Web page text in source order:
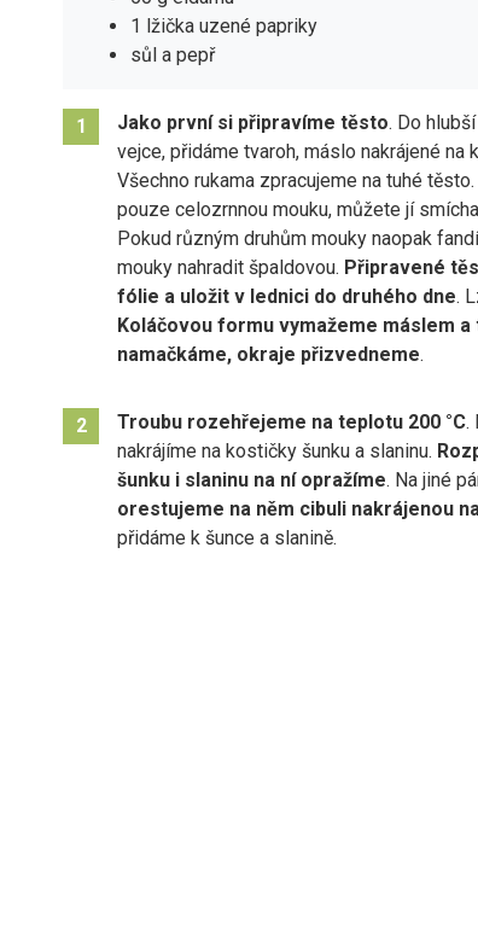
1 lžička uzené papriky
sůl a pepř
1 Jako první si připravíme těsto. Do
vejce, přidáme tvaroh, máslo nakrájené na
Všechno rukama zpracujeme na tuhé
pouze celozrnnou mouku, můžete jí
Pokud různým druhům mouky naopak
mouky nahradit špaldovou. Připravené
fólie a uložit v lednici do druhého dne.
Koláčovou formu vymažeme máslem a
namačkáme, okraje přizvedneme.
2 Troubu rozehřejeme na teplotu 200 °C.
nakrájíme na kostičky šunku a slaninu.
šunku i slaninu na ní opražíme. Na jiné
orestujeme na něm cibuli nakrájenou
přidáme k šunce a slanině.